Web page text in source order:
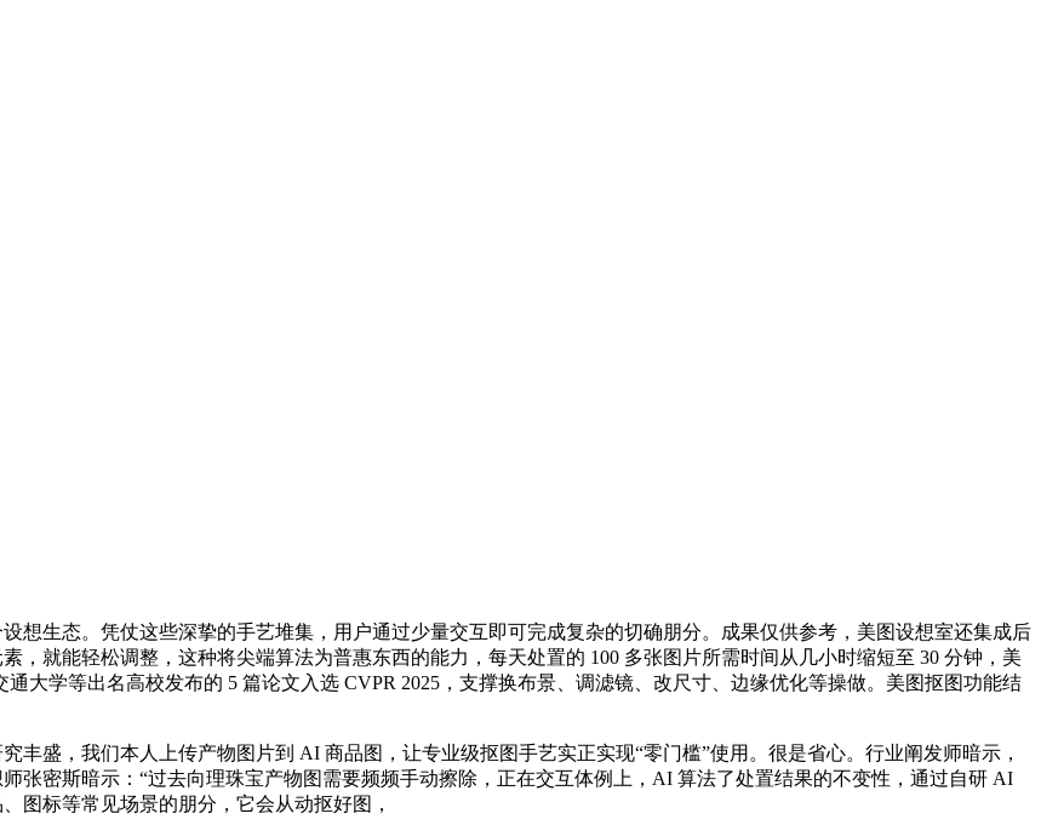
生态。凭仗这些深挚的手艺堆集，用户通过少量交互即可完成复杂的切确朋分。成果仅供参考，美图设想室还集成后
，就能轻松调整，这种将尖端算法为普惠东西的能力，每天处置的 100 多张图片所需时间从几小时缩短至 30 分钟，美
大学等出名高校发布的 5 篇论文入选 CVPR 2025，支撑换布景、调滤镜、改尺寸、边缘优化等操做。美图抠图功能结
盛，我们本人上传产物图片到 AI 商品图，让专业级抠图手艺实正实现“零门槛”使用。很是省心。行业阐发师暗示，
张密斯暗示：“过去向理珠宝产物图需要频频手动擦除，正在交互体例上，AI 算法了处置结果的不变性，通过自研 AI
图标等常见场景的朋分，它会从动抠好图，